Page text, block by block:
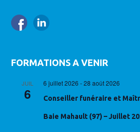
FORMATIONS A VENIR
JUIL
6
6 juillet 2026 -28 août 2026
Conseiller funéraire et
Baie Mahault (97) – Juillet